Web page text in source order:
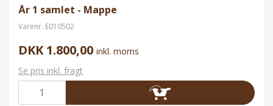
År 1 samlet - Mappe
Varenr. E010502
DKK 1.800,00 inkl. moms
Se pris inkl. fragt